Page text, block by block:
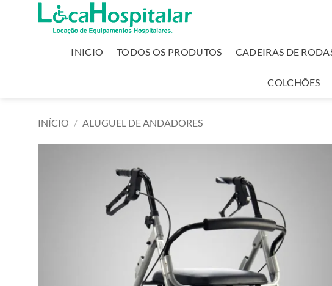
INICIO TODOS OS PRODUTOS CADEIRAS DE
COLCHÕES
INÍCIO / ALUGUEL DE ANDADORES